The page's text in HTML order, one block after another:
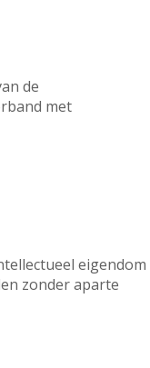
de
met
eigendom
zonder aparte